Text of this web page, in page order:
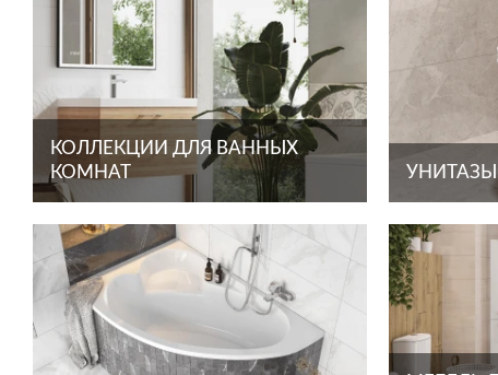
КОЛЛЕКЦИИ ДЛЯ ВАННЫХ
КОМНАТ